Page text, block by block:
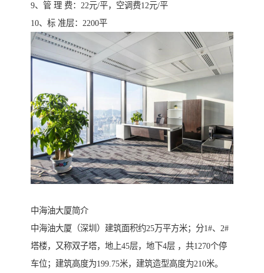
9、管 理 费：22元/平，空调费12元/平
10、标 准层：2200平
中海油大厦简介
中海油大厦（深圳）建筑面积约25万平方米；分1#、2#
塔楼，又称双子塔，地上45层，地下4层 ，共1270个停
车位；建筑高度为199.75米，建筑造型高度为210米。